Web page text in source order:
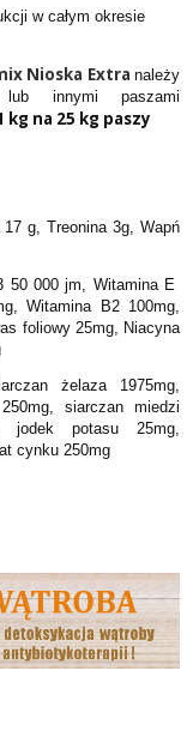
w całym okresie
Nioska Extranależy
innymi paszami
kg na 25 kg paszy
g, Treonina 3g, Wapń
50 000 jm, Witamina E
Witamina B2 100mg,
foliowy 25mg, Niacyna
żelaza 1975mg,
siarczan miedzi
jodek potasu 25mg,
cynku 250mg